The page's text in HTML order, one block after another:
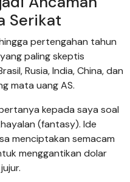
Serikat
pertengahan tahun
paling skeptis
Rusia, India, China, dan
mata uang AS.
kepada saya soal
(fantasy). Ide
menciptakan semacam
menggantikan dolar